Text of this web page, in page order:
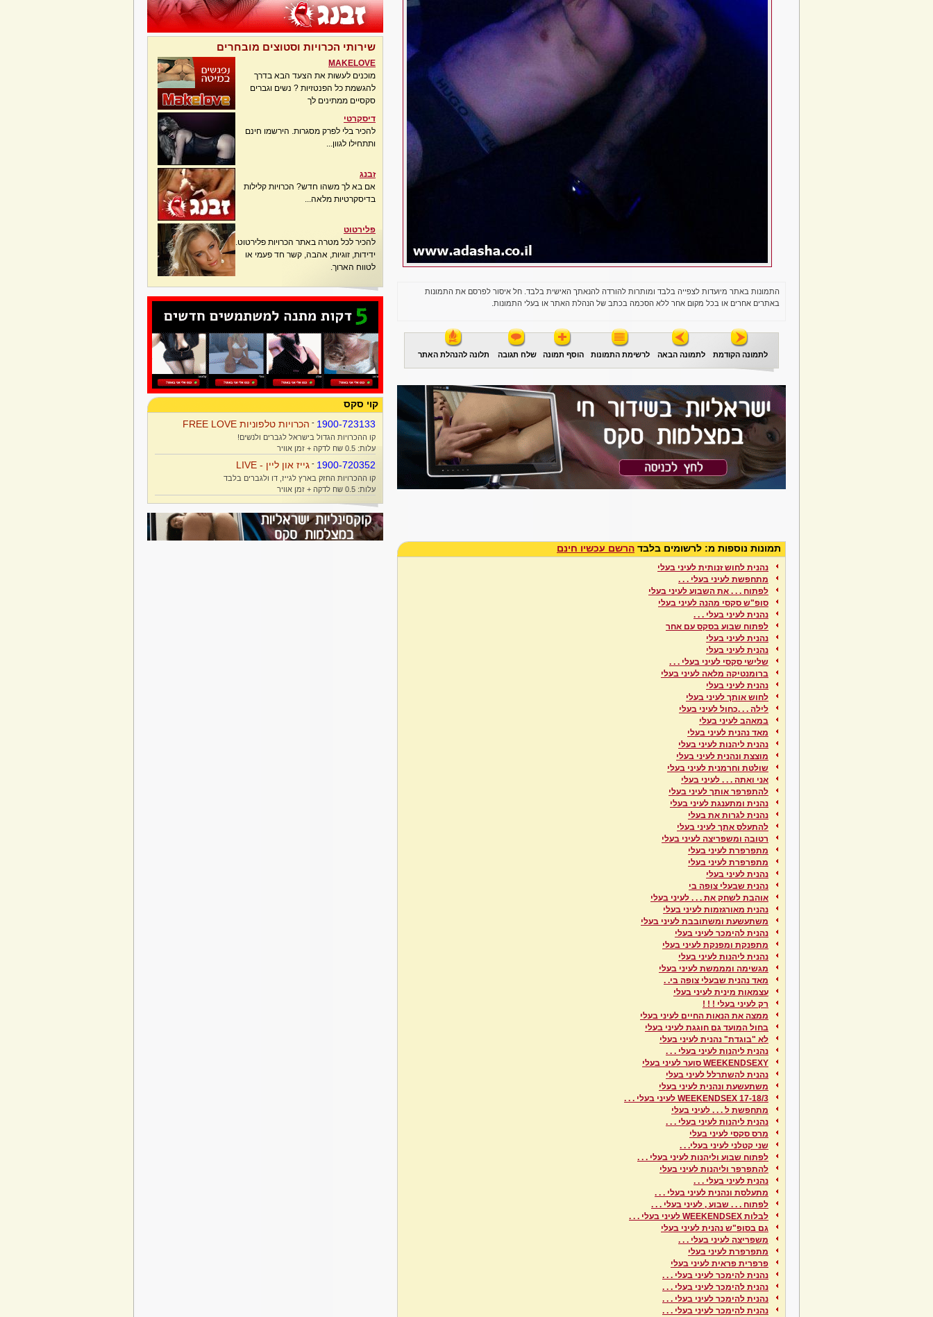
התמונות באתר מיועדות לצפייה בלבד ומותרות להורדה להנאתך האישית בלבד. חל איסור לפרסם את התמונות
באתרים אחרים או בכל מקום אחר ללא הסכמה בכתב של הנהלת האתר או בעלי התמונות.
לתמונה הקודמת לתמונה הבאה לרשימת התמונות הוסף תמונה שלח תגובה תלונה להנהלת האתר
תמונות נוספות מ: לרשומים בלבד הרשם עכשיו חינם
נהנית לחוש זנותית לעיני בעלי
מתחפשת לעיני בעלי . . .
לפתוח . . . את השבוע לעיני בעלי
סופ"ש סקסי מהנה לעיני בעלי
נהנית לעיני בעלי . . .
לפתוח שבוע בסקס עם אחר
נהנית לעיני בעלי
נהנית לעיני בעלי
שלישי סקסי לעיני בעלי . . .
ברומנטיקה מלאה לעיני בעלי
נהנית לעיני בעלי
לחוש אותך לעיני בעלי
לילה . . .כחול לעיני בעלי
במאהב לעיני בעלי
מאד נהנית לעיני בעלי
נהנית ליהנות לעיני בעלי
מוצצת ונהנית לעיני בעלי
שולטת וחרמנית לעיני בעלי
אני ואתה . . . לעיני בעלי
להתפרפר אותך לעיני בעלי
נהנית ומתענגת לעיני בעלי
נהנית לגרות את בעלי
להתעלס אתך לעיני בעלי
רטובה ומשפריצה לעיני בעלי
מתפרפרת לעיני בעלי
מתפרפרת לעיני בעלי
נהנית לעיני בעלי
נהנית שבעלי צופה בי
אוהבת לשחק את . . . לעיני בעלי
נהנית מאורגזמות לעיני בעלי
משתעשעת ומשתובבת לעיני בעלי
נהנית להימכר לעיני בעלי
מתפנקת ומפנקת לעיני בעלי
נהנית ליהנות לעיני בעלי
מגשימה ומממשת לעיני בעלי
מאד נהנית שבעלי צופה בי. .
עצמאות מינית לעיני בעלי
רק לעיני בעלי ! ! !
ממצה את הנאות החיים לעיני בעלי
בחול המועד גם חוגגת לעיני בעלי
לא "בוגדת" נהנית לעיני בעלי
נהנית ליהנות לעיני בעלי . . .
WEEKENDSEXY סוער לעיני בעלי
נהנית להשתרלל לעיני בעלי
משתעשעת ונהנית לעיני בעלי
17-18/3 WEEKENDSEX לעיני בעלי . . .
מתחפשת ל . . . לעיני בעלי
נהנית ליהנות לעיני בעלי . . .
מרס סקסי לעיני בעלי
שני קטלני לעיני בעלי. . .
לפתוח שבוע וליהנות לעיני בעלי . . .
להתפרפר וליהנות לעיני בעלי
נהנית לעיני בעלי . . .
מתעלסת ונהנית לעיני בעלי . . .
לפתוח . . . שבוע , לעיני בעלי . . .
לבלות WEEKENDSEX לעיני בעלי . . .
גם בסופ"ש נהנית לעיני בעלי
משפריצה לעיני בעלי . . .
מתפרפרת לעיני בעלי
פרפרית פראית לעיני בעלי
נהנית להימכר לעיני בעלי . . .
נהנית להימכר לעיני בעלי . . .
נהנית להימכר לעיני בעלי . . .
נהנית להימכר לעיני בעלי . . .
שירותי הכרויות וסטוצים מובחרים
MAKELOVE
מוכנים לעשות את הצעד הבא בדרך
להגשמת כל הפנטזיות ? נשים וגברים
סקסיים ממתינים לך
דיסקרטי
להכיר בלי לפרק מסגרות. הירשמו חינם
ותתחילו לגוון...
זבנג
אם בא לך משהו חדש? הכרויות קלילות
בדיסקרטיות מלאה...
פלירטוט
להכיר לכל מטרה באתר הכרויות פלירטוט.
ידידות, זוגיות, אהבה, קשר חד פעמי או
לטווח הארוך.
קוי סקס
1900-723133
- הכרויות טלפוניות FREE LOVE
קו ההכרויות הגדול בישראל לגברים ולנשים!
עלות: 0.5 שח לדקה + זמן אוויר
1900-720352
- גייז און ליין - LIVE
קו ההכרויות החזק בארץ לגייז, דו ולגברים בלבד
עלות: 0.5 שח לדקה + זמן אוויר